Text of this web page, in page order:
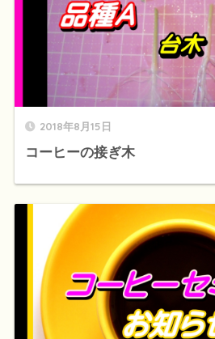
2018年8月15日
コーヒーの接ぎ木